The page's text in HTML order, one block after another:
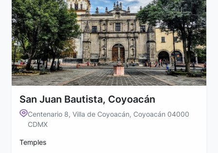
San Juan Bautista, Coyoacán
Centenario 8, Villa de Coyoacán, Coyoacán 04000
CDMX
Temples